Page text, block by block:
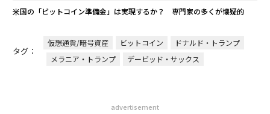
米国の「ビットコイン準備金」は実現するか？ 専門家の多くが懐疑的
タグ：
仮想通貨/暗号資産 ビットコイン
ドナルド・トランプ
メラニア・トランプ
デービッド・サックス
advertisement